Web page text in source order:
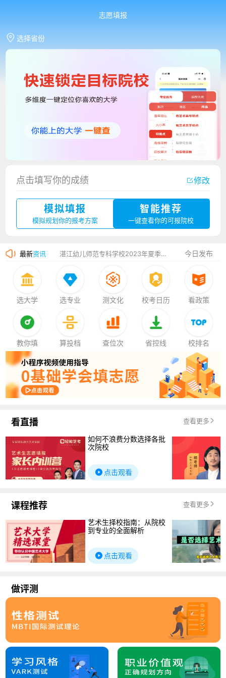
志愿填报
选择省份
点击填写你的成绩 修改
模拟填报
模拟规划你的报考方案
智能推荐
一键查看你的可报院校
最新资讯
厦门大学嘉庚学院2023年艺术类招生简章
湛江幼儿师范专科学校2023年夏季高考招生简章
香港中文大学（深圳）2023年夏季高考招生简章
今日发布
选大学 选专业 测文化 校考日历 看政策
教你填 算投档 查位次 省控线 校排名
看直播 查看更多
如何不浪费分数选择各批
次院校
点击观看
课程推荐 查看更多
艺术生择校指南：从院校
到专业的全面解析
点击观看
做评测